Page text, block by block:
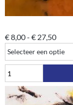
€8,00- € 27,50